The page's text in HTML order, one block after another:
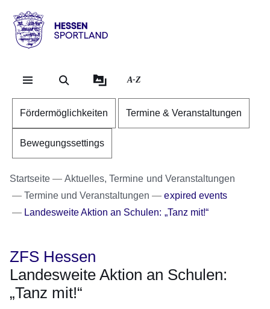
Hessen
Sportland
A-Z
Fördermöglichkeiten Termine & Veranstaltungen
Bewegungssettings
Startseite
Aktuelles, Termine und Veranstaltungen
Termine und Veranstaltungen
expired events
Landesweite Aktion an Schulen: „Tanz mit!“
ZFS Hessen
Landesweite Aktion an Schulen:
„Tanz mit!“